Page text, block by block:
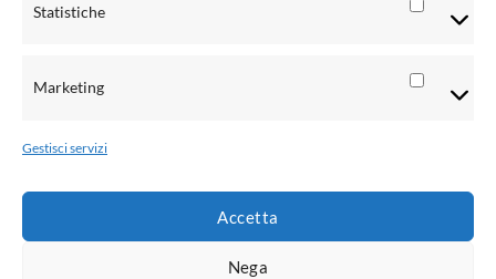
Statistiche
Marketing
Gestisci servizi
Accetta
Nega
Informativa Privacy rivenditori